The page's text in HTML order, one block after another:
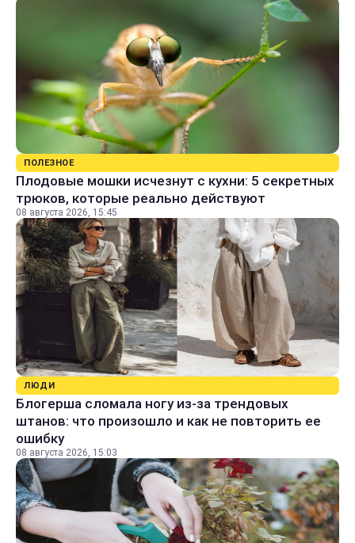
ПОЛЕЗНОЕ
Плодовые мошки исчезнут с кухни: 5 секретных
трюков, которые реально действуют
08 августа 2026, 15:45
ЛЮДИ
Блогерша сломала ногу из-за трендовых
штанов: что произошло и как не повторить ее
ошибку
08 августа 2026, 15:03